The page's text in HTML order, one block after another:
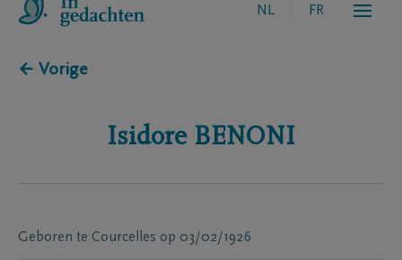
NL FR
← Vorige
Isidore BENONI
Geboren te Courcelles op 03/02/1926